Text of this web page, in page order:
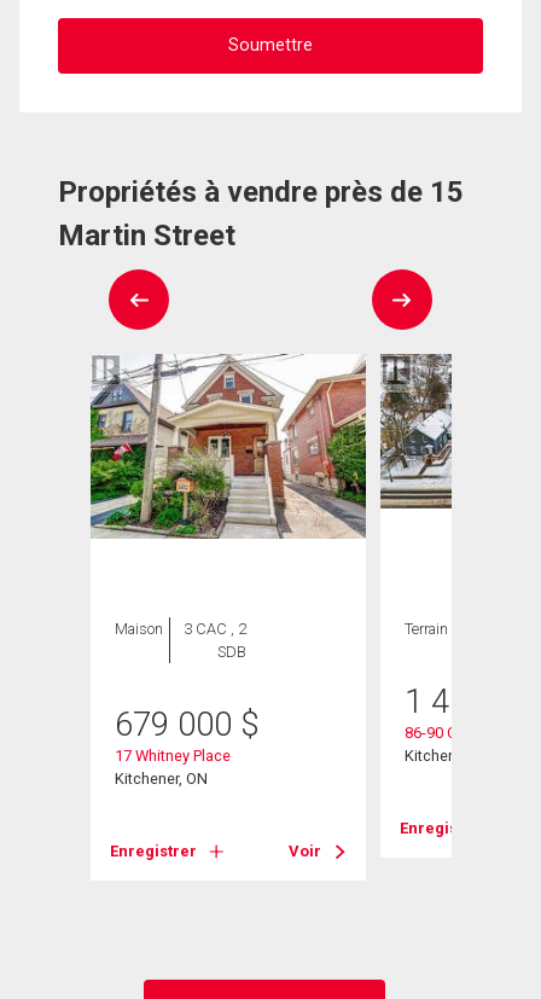
Propriétés à vendre près de 15
Martin Street
Maison
3 CAC , 2
SDB
679 000 $
17 Whitney Place
Kitchener, ON
Enregistrer Voir
Terrain
1 450
86-90 Courtland
Kitchener, ON
Enregistrer